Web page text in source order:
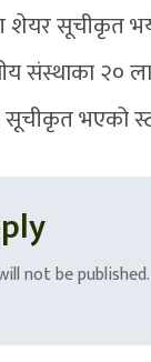
शेयर सूचीकृत
संस्थाका २०
सूचीकृत भएको
not be published.